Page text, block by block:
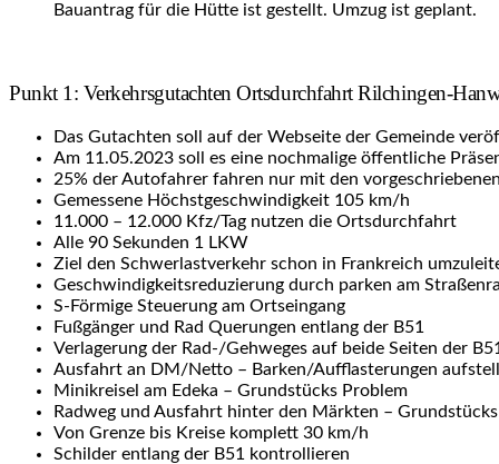
Bauantrag für die Hütte ist gestellt. Umzug ist geplant.
Punkt 1: Verkehrsgutachten Ortsdurchfahrt Rilchingen-
Das Gutachten soll auf der Webseite der Gemeinde
Am 11.05.2023 soll es eine nochmalige öffentliche
25% der Autofahrer fahren nur mit den
Gemessene Höchstgeschwindigkeit 105 km/h
11.000 – 12.000 Kfz/Tag nutzen die Ortsdurchfahrt
Alle 90 Sekunden 1 LKW
Ziel den Schwerlastverkehr schon in Frankreich
Geschwindigkeitsreduzierung durch parken am
S-Förmige Steuerung am Ortseingang
Fußgänger und Rad Querungen entlang der B51
Verlagerung der Rad-/Gehweges auf beide Seiten der B51
Ausfahrt an DM/Netto – Barken/Aufflasterungen
Minikreisel am Edeka – Grundstücks Problem
Radweg und Ausfahrt hinter den Märkten –
Von Grenze bis Kreise komplett 30 km/h
Schilder entlang der B51 kontrollieren